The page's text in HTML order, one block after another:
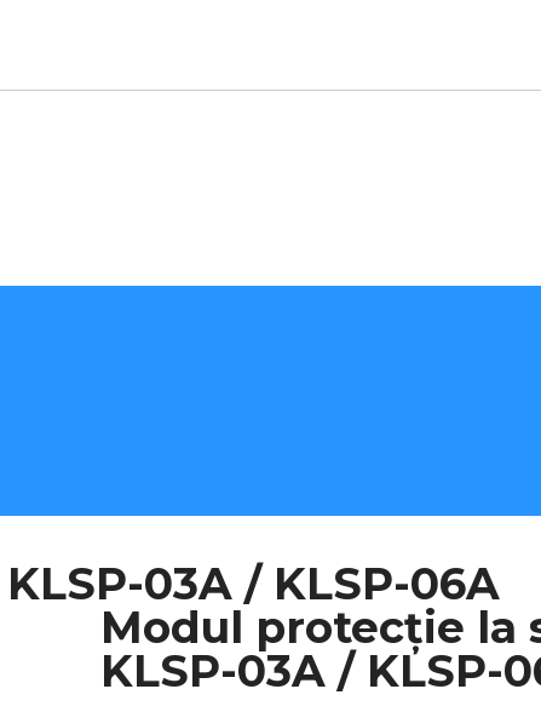
03A / KLSP-06A
Modul protecție la
KLSP-03A / KLSP-